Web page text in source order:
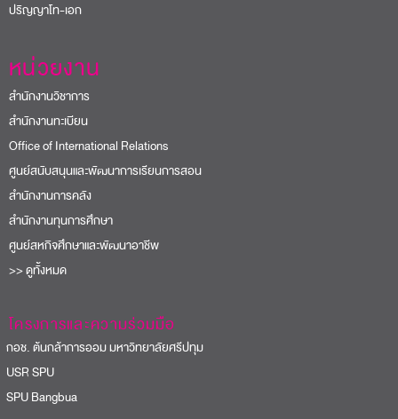
ปริญญาโท-เอก
หน่วยงาน
สำนักงานวิชาการ
สำนักงานทะเบียน
Office of International Relations
ศูนย์สนับสนุนและพัฒนาการเรียนการสอน
สำนักงานการคลัง
สำนักงานทุนการศึกษา
ศูนย์สหกิจศึกษาและพัฒนาอาชีพ
>> ดูทั้งหมด
โครงการและความร่วมมือ
ช. ต้นกล้าการออม มหาวิทยาลัยศรีปทุม
SPU
Bangbua